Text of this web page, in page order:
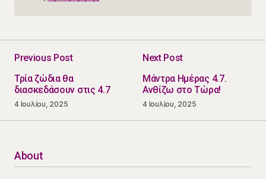
Previous Post
Τρία ζώδια θα
διασκεδάσουν στις 4.7
4 Ιουλίου, 2025
Next Post
Μάντρα Ημέρας 4.7.
Ανθίζω στο Τώρα!
4 Ιουλίου, 2025
About